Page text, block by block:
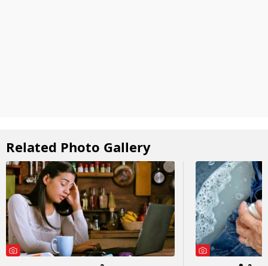
Related Photo Gallery